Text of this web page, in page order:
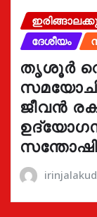
ദേശീയം
തൃശൂർ
ജീവൻ